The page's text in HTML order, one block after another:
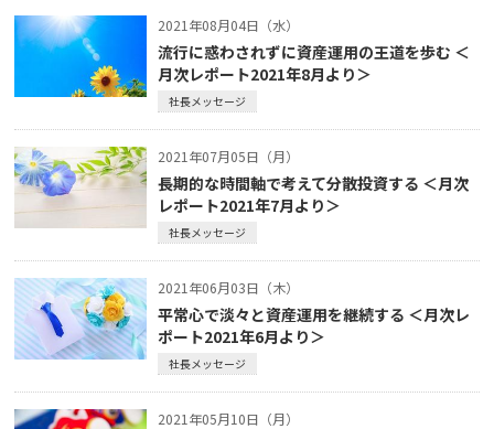
2021年08月04日（水）
流行に惑わされずに資産運用の王道を歩む ＜
月次レポート2021年8月より＞
社長メッセージ
2021年07月05日（月）
長期的な時間軸で考えて分散投資する ＜月次
レポート2021年7月より＞
社長メッセージ
2021年06月03日（木）
平常心で淡々と資産運用を継続する ＜月次レ
ポート2021年6月より＞
社長メッセージ
2021年05月10日（月）